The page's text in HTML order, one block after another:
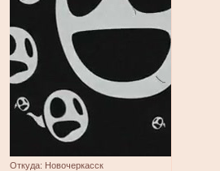
Откуда: Новочеркасск